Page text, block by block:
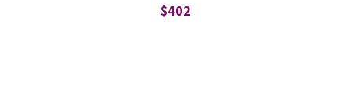
$402